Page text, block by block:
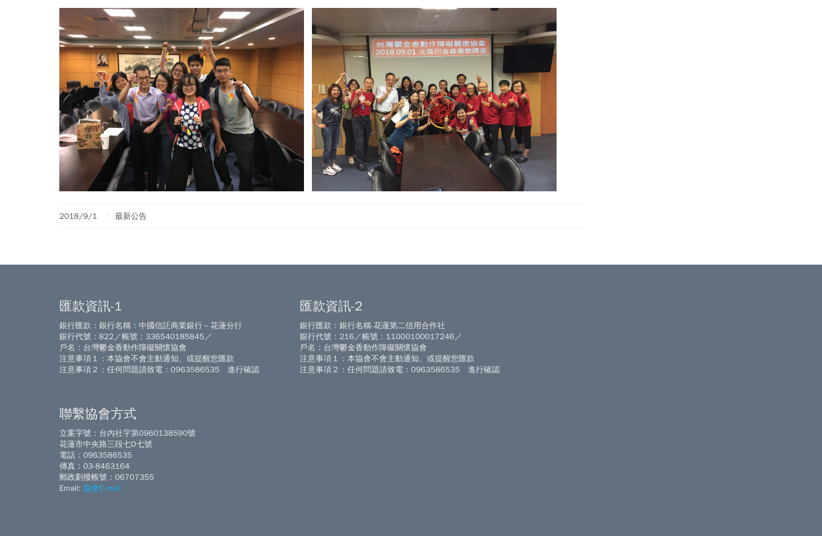
2018/9/1 最新公告
匯款資訊-1
銀行匯款：銀行名稱：中國信託商業銀行－花蓮分行
銀行代號：822／帳號：336540185845／
戶名：台灣鬱金香動作障礙關懷協會
注意事項１：本協會不會主動通知、或提醒您匯款
注意事項２：任何問題請致電：0963586535 進行確認
聯繫協會方式
立案字號：台內社字第0960138590號
花蓮市中央路三段七O七號
電話：0963586535
傳真：03-8463164
郵政劃撥帳號：06707355
Email: 協會E-mail
匯款資訊-2
銀行匯款：銀行名稱-花蓮第二信用合作社
銀行代號：216／帳號：11000100017246／
戶名：台灣鬱金香動作障礙關懷協會
注意事項１：本協會不會主動通知、或提醒您匯款
注意事項２：任何問題請致電：0963586535 進行確認